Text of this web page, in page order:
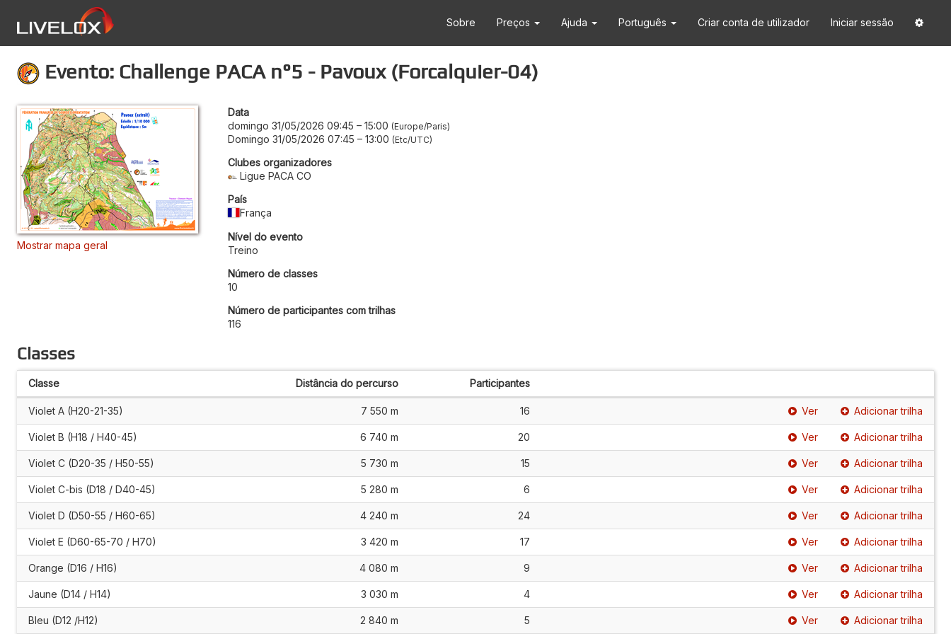
Sobre Preços Ajuda Português Criar conta de utilizador Iniciar sessão
Evento: Challenge PACA n°5 - Pavoux (Forcalquier-04)
Mostrar mapa geral
Data
domingo 31/05/2026 09:45 – 15:00 Europe/Paris
Domingo 31/05/2026 07:45 – 13:00 Etc/UTC
Clubes organizadores
Ligue PACA CO
País
França
Nível do evento
Treino
Número de classes
10
Número de participantes com trilhas
116
Classes
Classe Distância do percurso Participantes
Violet A (H20-21-35) 7 550 m 16 Ver Adicionar trilha
Violet B (H18 / H40-45) 6 740 m 20 Ver Adicionar trilha
Violet C (D20-35 / H50-55) 5 730 m 15 Ver Adicionar trilha
Violet C-bis (D18 / D40-45) 5 280 m 6 Ver Adicionar trilha
Violet D (D50-55 / H60-65) 4 240 m 24 Ver Adicionar trilha
Violet E (D60-65-70 / H70) 3 420 m 17 Ver Adicionar trilha
Orange (D16 / H16) 4 080 m 9 Ver Adicionar trilha
Jaune (D14 / H14) 3 030 m 4 Ver Adicionar trilha
Bleu (D12 /H12) 2 840 m 5 Ver Adicionar trilha